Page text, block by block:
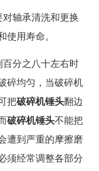
轴承清洗和更换
使用寿命。
分之八十左右时
碎均匀，当破碎机
把破碎机锤头翻边
破碎机锤头不能把
遭到严重的摩擦磨
须经常调整各部分